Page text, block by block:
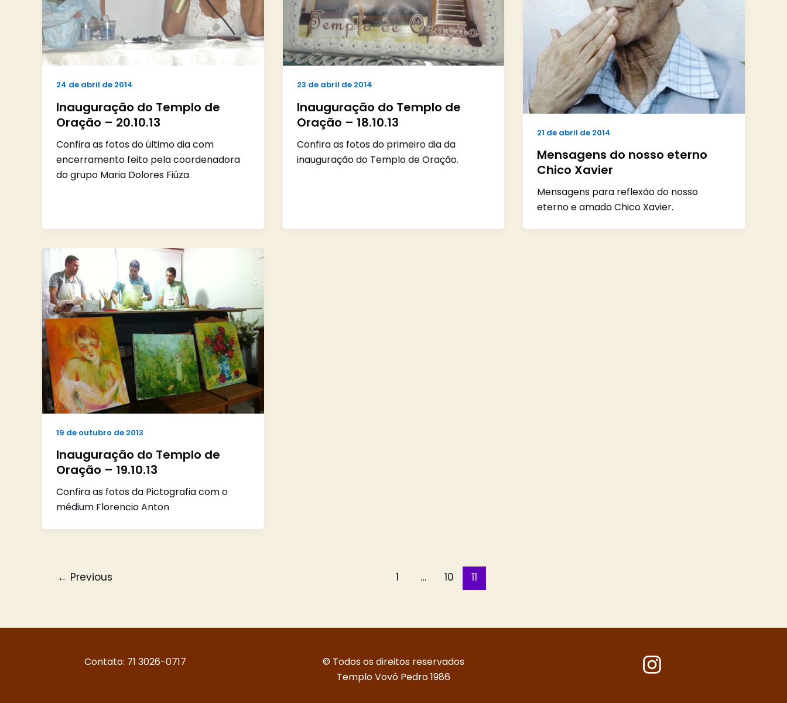
24 de abril de 2014
Inauguração do Templo de
Oração – 20.10.13
Confira as fotos do último dia com
encerramento feito pela coordenadora
do grupo Maria Dolores Fiúza
23 de abril de 2014
Inauguração do Templo de
Oração – 18.10.13
Confira as fotos do primeiro dia da
inauguração do Templo de Oração.
21 de abril de 2014
Mensagens do nosso eterno
Chico Xavier
Mensagens para reflexão do nosso
eterno e amado Chico Xavier.
19 de outubro de 2013
Inauguração do Templo de
Oração – 19.10.13
Confira as fotos da Pictografia com o
médium Florencio Anton
← Previous 1 … 10 11
Contato: 71 3026-0717
© Todos os direitos reservados
Templo Vovô Pedro 1986